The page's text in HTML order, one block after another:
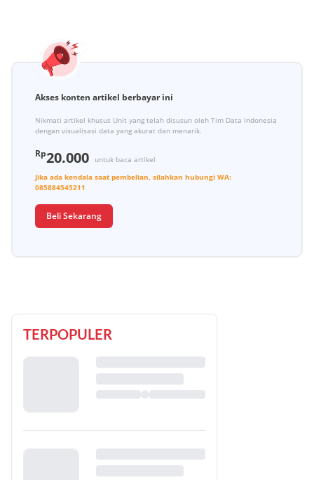
Akses konten artikel berbayar ini
Nikmati artikel khusus Unit yang telah disusun oleh Tim Data Indonesia
dengan visualisasi data yang akurat dan menarik.
Rp20.000
untuk baca artikel
Jika ada kendala saat pembelian, silahkan hubungi WA:
085884545211
Beli Sekarang
TERPOPULER